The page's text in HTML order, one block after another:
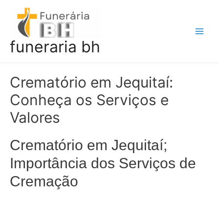
conteúdo
funeraria bh
Crematório em Jequitaí:
Conheça os Serviços e
Valores
Crematório em Jequitaí;
Importância dos Serviços de
Cremação